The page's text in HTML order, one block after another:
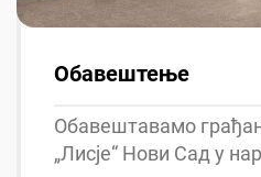
Обавештење
Обавештавамо
„Лисје“ Нови Сад у